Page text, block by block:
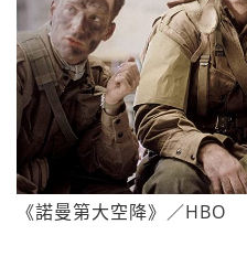
《諾曼第大空降》／HBO